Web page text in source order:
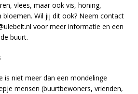
vlees, maar ook vis, honing,
bloemen. Wil jij dit ook? Neem contact
voor meer informatie en een
buurt.
is niet meer dan een mondelinge
mensen (buurtbewoners, vrienden,